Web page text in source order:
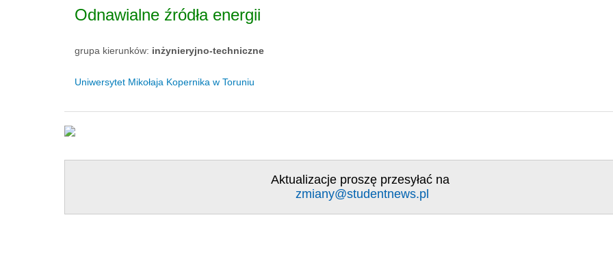
Odnawialne źródła energii
grupa kierunków: inżynieryjno-techniczne
Uniwersytet Mikołaja Kopernika w Toruniu
Aktualizacje proszę przesyłać na
zmiany@studentnews.pl